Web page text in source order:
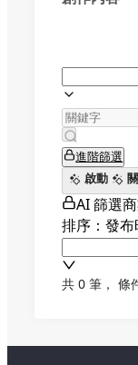
進階篩選
啟動
AI 篩選
排序：發布
共 0 筆 ， 條